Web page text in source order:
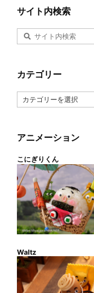
サイト内検索
カテゴリー
テ
ー
アニメーション
こにぎりくん
Waltz